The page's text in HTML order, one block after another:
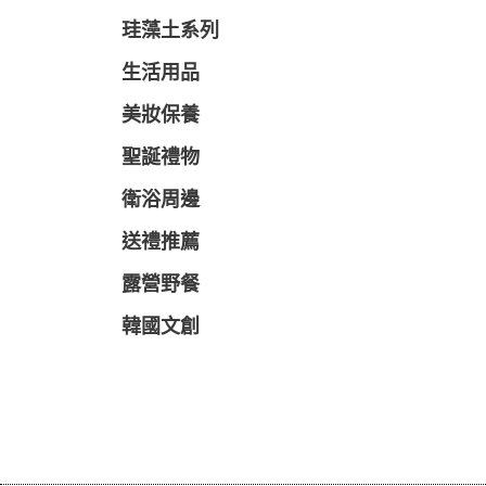
珪藻土系列
生活用品
美妝保養
聖誕禮物
衛浴周邊
送禮推薦
露營野餐
韓國文創